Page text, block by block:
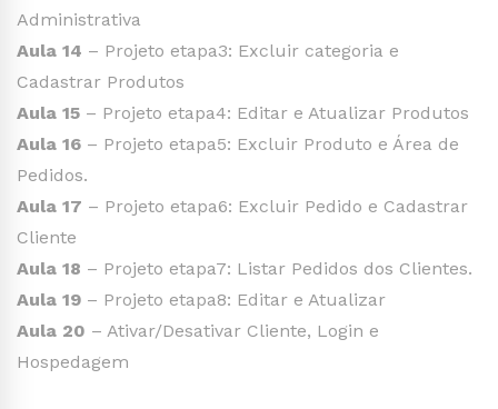
Administrativa
Aula 14 – Projeto etapa3: Excluir categoria e
Cadastrar Produtos
Aula 15 – Projeto etapa4: Editar e Atualizar Produtos
Aula 16 – Projeto etapa5: Excluir Produto e Área de
Pedidos.
Aula 17 – Projeto etapa6: Excluir Pedido e Cadastrar
Cliente
Aula 18 – Projeto etapa7: Listar Pedidos dos Clientes.
Aula 19 – Projeto etapa8: Editar e Atualizar
Aula 20 – Ativar/Desativar Cliente, Login e
Hospedagem